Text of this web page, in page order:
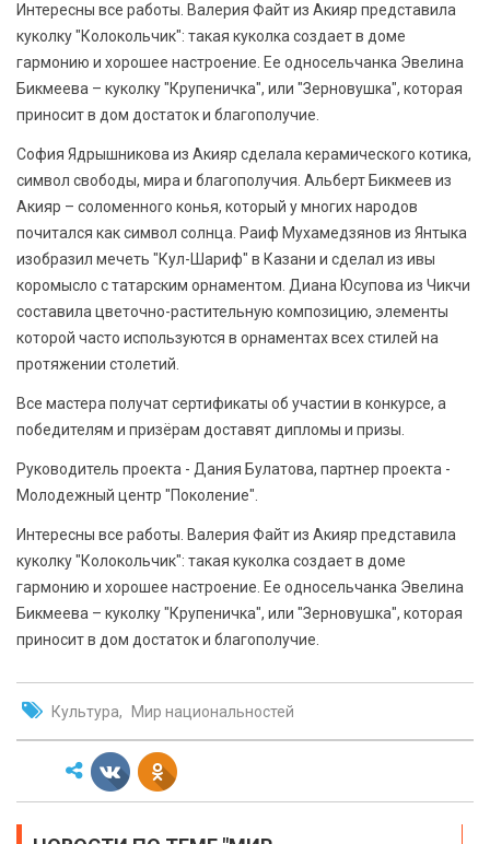
Интересны все работы. Валерия Файт из Акияр представила
куколку "Колокольчик": такая куколка создает в доме
гармонию и хорошее настроение. Ее односельчанка Эвелина
Бикмеева – куколку "Крупеничка", или "Зерновушка", которая
приносит в дом достаток и благополучие.
София Ядрышникова из Акияр сделала керамического котика,
символ свободы, мира и благополучия. Альберт Бикмеев из
Акияр – соломенного конья, который у многих народов
почитался как символ солнца. Раиф Мухамедзянов из Янтыка
изобразил мечеть "Кул-Шариф" в Казани и сделал из ивы
коромысло с татарским орнаментом. Диана Юсупова из Чикчи
составила цветочно-растительную композицию, элементы
которой часто используются в орнаментах всех стилей на
протяжении столетий.
Все мастера получат сертификаты об участии в конкурсе, а
победителям и призёрам доставят дипломы и призы.
Руководитель проекта - Дания Булатова, партнер проекта -
Молодежный центр "Поколение".
Интересны все работы. Валерия Файт из Акияр представила
куколку "Колокольчик": такая куколка создает в доме
гармонию и хорошее настроение. Ее односельчанка Эвелина
Бикмеева – куколку "Крупеничка", или "Зерновушка", которая
приносит в дом достаток и благополучие.
Культура Мир национальностей